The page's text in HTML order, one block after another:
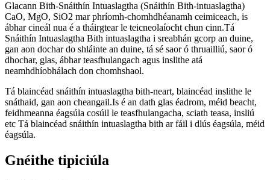
Glacann Bith-Snáithín Intuaslagtha (Snáithín Bith-intuaslagtha)
CaO, MgO, SiO2 mar phríomh-chomhdhéanamh ceimiceach, is
ábhar cineál nua é a tháirgtear le teicneolaíocht chun cinn.Tá
Snáithín Intuaslagtha Bith intuaslagtha i sreabhán gcorp an duine,
gan aon dochar do shláinte an duine, tá sé saor ó thruailliú, saor ó
dhochar, glas, ábhar teasfhulangach agus inslithe atá
neamhdhíobhálach don chomhshaol.
Tá blaincéad snáithín intuaslagtha bith-neart, blaincéad inslithe le
snáthaid, gan aon cheangail.Is é an dath glas éadrom, méid beacht,
feidhmeanna éagsúla cosúil le teasfhulangacha, sciath teasa, insliú
etc Tá blaincéad snáithín intuaslagtha bith ar fáil i dlús éagsúla, méid
éagsúla.
Gnéithe tipiciúla